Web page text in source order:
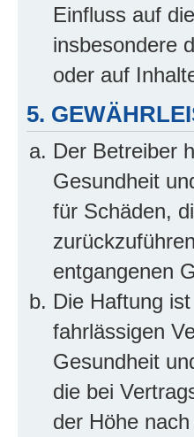
Einfluss auf
insbesondere
oder auf
5.
Der Betreiber
Gesundheit
für Schäden,
entgangenen
Die Haftung
fahrlässigen
Gesundheit
die bei
der Höhe